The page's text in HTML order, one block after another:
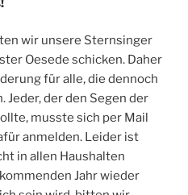
wir unsere Sternsinger
Oesede schicken. Daher
für alle, die dennoch
Jeder, der den Segen der
musste sich per Mail
anmelden. Leider ist
in allen Haushalten
Jahr wieder